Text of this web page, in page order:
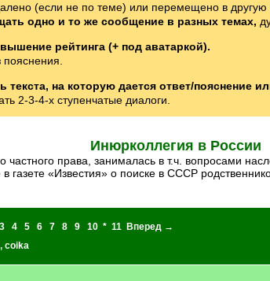
(если не по теме) или перемещено в другую
одно и то же сообщение в разных темах,
рейтинга (+ под аватаркой).
на которую дается ответ/пояснение
2-3-4-х ступенчатые диалоги.
Инюрколлегия в России
в газете «Известия» о поиске в СССР
3 4 5 6 7 8 9 10 * 11
Вперед →
, coika